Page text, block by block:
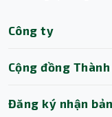
Công ty
Cộng đồng Thành
Đăng ký nhận